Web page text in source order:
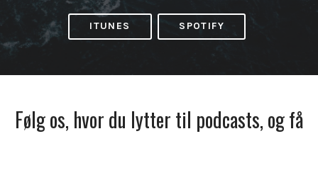
ITUNES SPOTIFY
Følg os, hvor du lytter til podcasts, og få